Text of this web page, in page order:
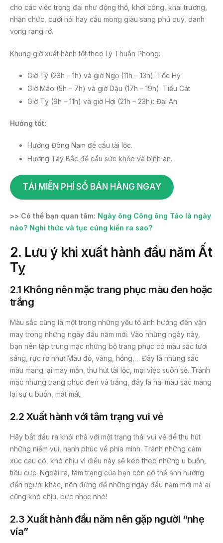
cho các việc trọng đại như động thổ, khởi công, khai trương,
nhận chức, cưới hỏi hay cầu mong giàu sang phú quý, danh
vọng rạng rỡ.
Khung giờ xuất hành tốt theo Lý Thuần Phong:
Giờ Tý (23h – 1h) và giờ Ngọ (11h – 13h): Tốc Hỷ
Giờ Mão (5h – 7h) và giờ Dậu (17h – 19h): Tiểu Cát
Giờ Tỵ (9h – 11h) và giờ Hợi (21h – 23h): Đại An
Hướng tốt:
Hướng Đông Nam để cầu tài lộc.
Hướng Tây Bắc để cầu sức khỏe và bình an.
TẢI MIỄN PHÍ SỔ BÁN HÀNG NGAY
>> Có thể bạn quan tâm: Ngày ông Công ông Táo là ngày
nào? Nghi thức và tục cúng kiến ra sao?
2. Lưu ý khi xuất hành đầu năm Ất
Tỵ
2.1 Không nên mặc trang phục màu đen hoặc
trắng
Màu sắc cũng là một trong những yếu tố ảnh hưởng đến vận
may trong những ngày đầu năm mới. Vào những ngày này,
bạn nên tập trung mặc những bộ trang phục có màu sắc tươi
sáng, rực rỡ như: Màu đỏ, vàng, hồng,… Đây là những sắc
màu mang lại may mắn, thu hút tài lộc, mọi việc suôn sẻ. Tránh
mặc những trang phục đen và trắng, đây là hai màu sắc mang
lại sự u buồn, mất mát.
2.2 Xuất hành với tâm trạng vui vẻ
Hãy bắt đầu ra khỏi nhà với một trạng thái vui vẻ để thu hút
những niềm vui, hạnh phúc về phía mình. Tránh những cảm
xúc cau có, khó chịu vì điều này sẽ kéo theo những u buồn,
tiêu cực. Ngoài ra, tâm trạng của bạn còn có thể ảnh hưởng
đến người khác, nên đừng để những ngày đầu năm mới mà ai
cũng khó chịu, bực nhọc nhé!
2.3 Xuất hành đầu năm nên gặp người “nhẹ
vía”